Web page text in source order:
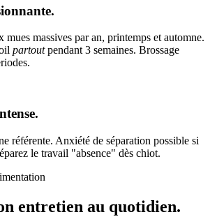
massives par an, printemps et automne.
partoutpendant 3 semaines. Brossage
référente. Anxiété de séparation possible si
le travail "absence" dès chiot.
entretien au quotidien.